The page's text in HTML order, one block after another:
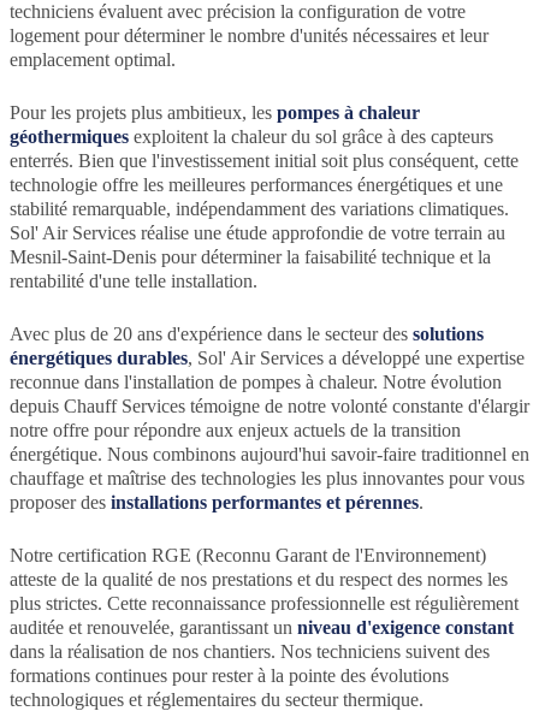
techniciens évaluent avec précision la configuration de votre
logement pour déterminer le nombre d'unités nécessaires et leur
emplacement optimal.
Pour les projets plus ambitieux, les pompes à chaleur
géothermiques exploitent la chaleur du sol grâce à des capteurs
enterrés. Bien que l'investissement initial soit plus conséquent, cette
technologie offre les meilleures performances énergétiques et une
stabilité remarquable, indépendamment des variations climatiques.
Sol' Air Services réalise une étude approfondie de votre terrain au
Mesnil-Saint-Denis pour déterminer la faisabilité technique et la
rentabilité d'une telle installation.
Avec plus de 20 ans d'expérience dans le secteur des solutions
énergétiques durables, Sol' Air Services a développé une expertise
reconnue dans l'installation de pompes à chaleur. Notre évolution
depuis Chauff Services témoigne de notre volonté constante d'élargir
notre offre pour répondre aux enjeux actuels de la transition
énergétique. Nous combinons aujourd'hui savoir-faire traditionnel en
chauffage et maîtrise des technologies les plus innovantes pour vous
proposer des installations performantes et pérennes.
Notre certification RGE (Reconnu Garant de l'Environnement)
atteste de la qualité de nos prestations et du respect des normes les
plus strictes. Cette reconnaissance professionnelle est régulièrement
auditée et renouvelée, garantissant un niveau d'exigence constant
dans la réalisation de nos chantiers. Nos techniciens suivent des
formations continues pour rester à la pointe des évolutions
technologiques et réglementaires du secteur thermique.